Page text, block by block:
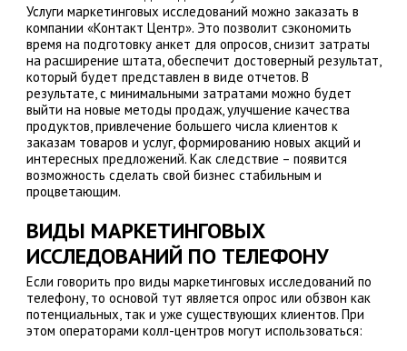
Услуги маркетинговых исследований можно заказать в
компании «Контакт Центр». Это позволит сэкономить
время на подготовку анкет для опросов, снизит затраты
на расширение штата, обеспечит достоверный результат,
который будет представлен в виде отчетов. В
результате, с минимальными затратами можно будет
выйти на новые методы продаж, улучшение качества
продуктов, привлечение большего числа клиентов к
заказам товаров и услуг, формированию новых акций и
интересных предложений. Как следствие – появится
возможность сделать свой бизнес стабильным и
процветающим.
ВИДЫ МАРКЕТИНГОВЫХ
ИССЛЕДОВАНИЙ ПО ТЕЛЕФОНУ
Если говорить про виды маркетинговых исследований по
телефону, то основой тут является опрос или обзвон как
потенциальных, так и уже существующих клиентов. При
этом операторами колл-центров могут использоваться: